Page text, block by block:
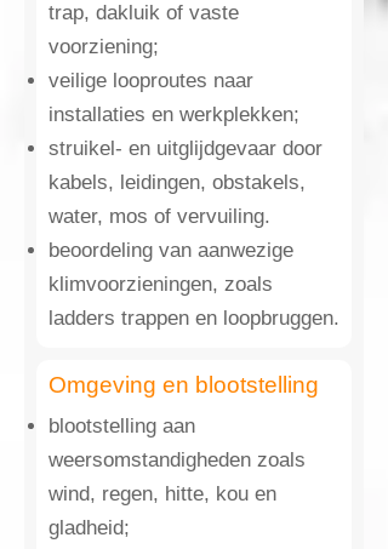
trap, dakluik of vaste
voorziening;
veilige looproutes naar
installaties en werkplekken;
struikel- en uitglijdgevaar door
kabels, leidingen, obstakels,
water, mos of vervuiling.
beoordeling van aanwezige
klimvoorzieningen, zoals
ladders trappen en loopbruggen.
Omgeving en blootstelling
blootstelling aan
weersomstandigheden zoals
wind, regen, hitte, kou en
gladheid;